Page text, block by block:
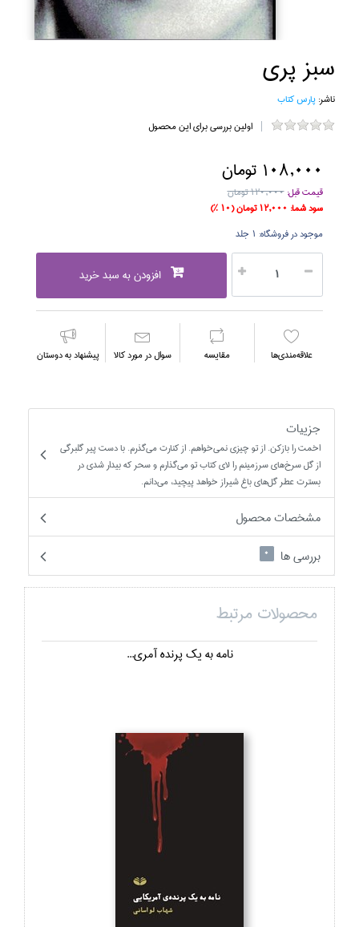
سبز پري
ناشر:پارس كتاب
اولین بررسی برای این محصول
108,000 تومان
قیمت قبل: 120,000 تومان
سود شما: 12,000 تومان
(10 %)
موجود در فروشگاه: 1 جلد
افزودن به سبد خرید
علاقه‌مندي‌ها مقايسه سوال در مورد كالا پیشنهاد به دوستان
جزییات
اخمت را بازكن. از تو چيزي نمي‌خواهم. از كنارت مي‌گذرم. با دست پير گلبرگي
از گل سرخ‌هاي سرزمينم را لاي كتاب تو مي‌گذارم و سحر كه بيدار شدي در
بسترت عطر گل‌هاي باغ شيراز خواهد پيچيد، مي‌دانم.
مشخصات محصول
بررسی ها
0
محصولات مرتبط
نامه به يك پرنده آمري...